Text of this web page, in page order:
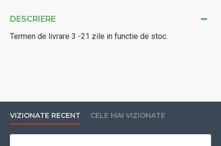
DESCRIERE
Termen de livrare 3 -21 zile in functie de stoc.
VIZIONATE RECENT CELE MAI VIZIONATE